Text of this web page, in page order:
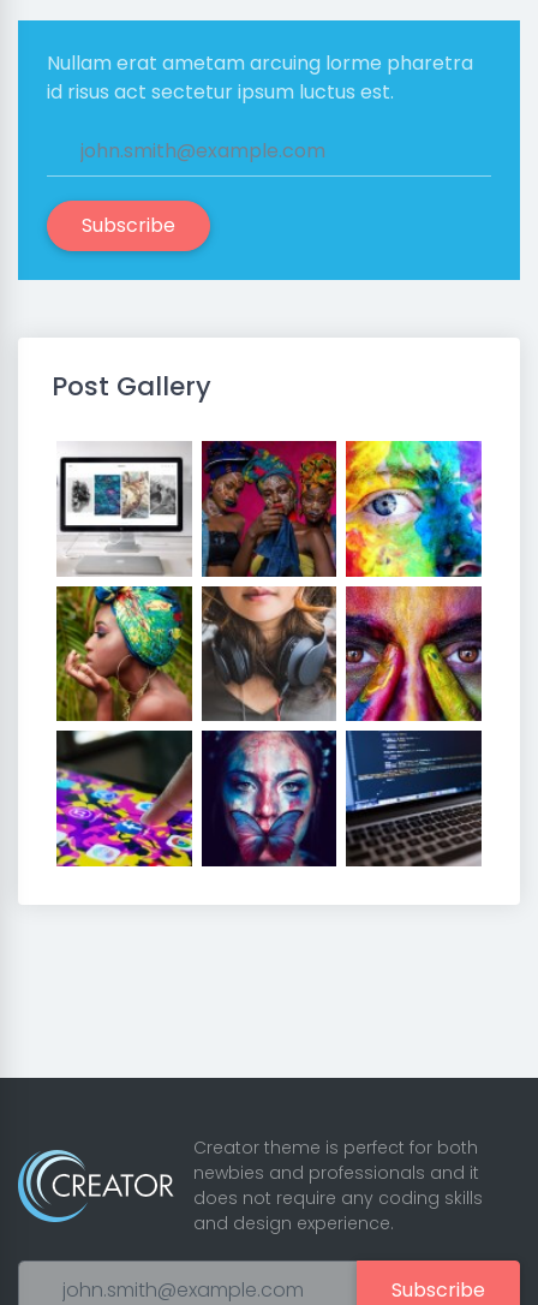
Nullam erat ametam arcuing lorme pharetra
id risus act sectetur ipsum luctus est.
Subscribe
Post Gallery
Creator theme is perfect for both
newbies and professionals and it
does not require any coding skills
and design experience.
Subscribe